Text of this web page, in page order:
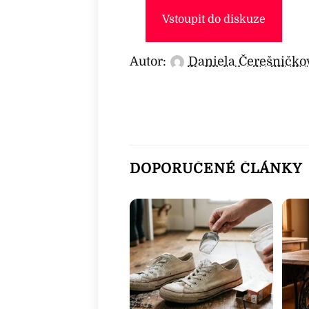
Vstoupit do diskuze
Autor: Daniela
DOPORUČENÉ ČLÁNKY